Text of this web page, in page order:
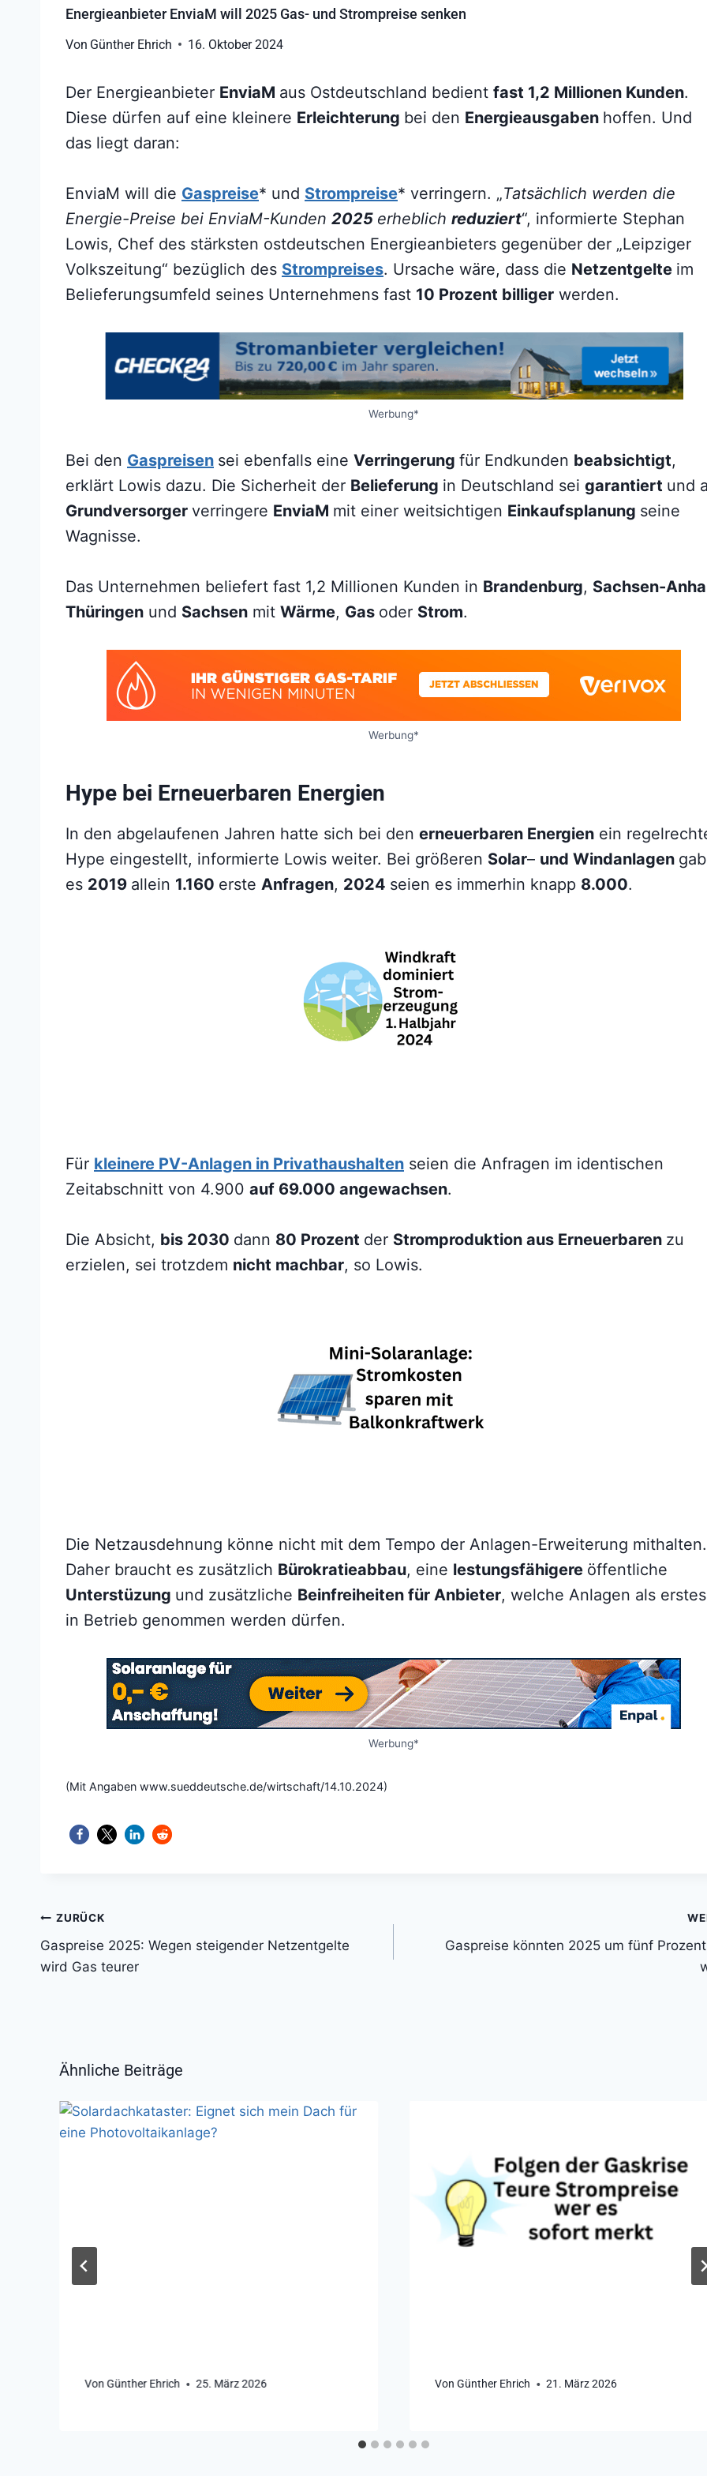
Energieanbieter EnviaM will 2025 Gas- und Strompreise senken
Von Günther Ehrich 16. Oktober 2024
Der Energieanbieter EnviaM aus Ostdeutschland bedient fast 1,2 Millionen Kunden.
Diese dürfen auf eine kleinere Erleichterung bei den Energieausgaben hoffen. Und
das liegt daran:
EnviaM will die Gaspreise* und Strompreise* verringern. „Tatsächlich werden die
Energie-Preise bei EnviaM-Kunden 2025 erheblich reduziert“, informierte Stephan
Lowis, Chef des stärksten ostdeutschen Energieanbieters gegenüber der „Leipziger
Volkszeitung“ bezüglich des Strompreises. Ursache wäre, dass die Netzentgelte im
Belieferungsumfeld seines Unternehmens fast 10 Prozent billiger werden.
Werbung*
Bei den Gaspreisen sei ebenfalls eine Verringerung für Endkunden beabsichtigt,
erklärt Lowis dazu. Die Sicherheit der Belieferung in Deutschland sei garantiert und
Grundversorger verringere EnviaM mit einer weitsichtigen Einkaufsplanung seine
Wagnisse.
Das Unternehmen beliefert fast 1,2 Millionen Kunden in Brandenburg, Sachsen-
Thüringen und Sachsen mit Wärme, Gas oder Strom.
Werbung*
Hype bei Erneuerbaren Energien
In den abgelaufenen Jahren hatte sich bei den erneuerbaren Energien ein
Hype eingestellt, informierte Lowis weiter. Bei größeren Solar– und Windanlagen gab
es 2019 allein 1.160 erste Anfragen, 2024 seien es immerhin knapp 8.000.
Für kleinere PV-Anlagen in Privathaushalten seien die Anfragen im identischen
Zeitabschnitt von 4.900 auf 69.000 angewachsen.
Die Absicht, bis 2030 dann 80 Prozent der Stromproduktion aus Erneuerbaren zu
erzielen, sei trotzdem nicht machbar, so Lowis.
Die Netzausdehnung könne nicht mit dem Tempo der Anlagen-Erweiterung mithalten.
Daher braucht es zusätzlich Bürokratieabbau, eine lestungsfähigere öffentliche
Unterstüzung und zusätzliche Beinfreiheiten für Anbieter, welche Anlagen als erstes
in Betrieb genommen werden dürfen.
Werbung*
(Mit Angaben www.sueddeutsche.de/wirtschaft/14.10.2024)
Beitragsnavigation
ZURÜCK
Gaspreise 2025: Wegen steigender Netzentgelte
wird Gas teurer
Gaspreise könnten 2025 um fünf
Ähnliche Beiträge
VonGünther Ehrich 25. März 2026 Von Günther Ehrich 21. März 2026